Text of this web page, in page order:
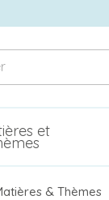
et
& Thèmes